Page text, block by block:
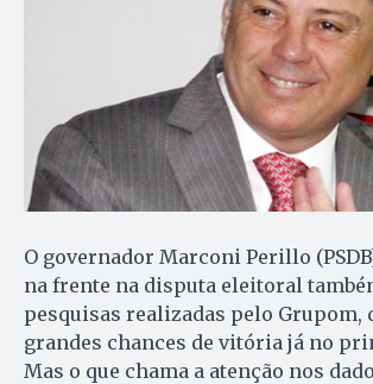
O governador Marconi Perillo
na frente na disputa eleitoral
pesquisas realizadas pelo Grupom,
grandes chances de vitória já no
Mas o que chama a atenção nos